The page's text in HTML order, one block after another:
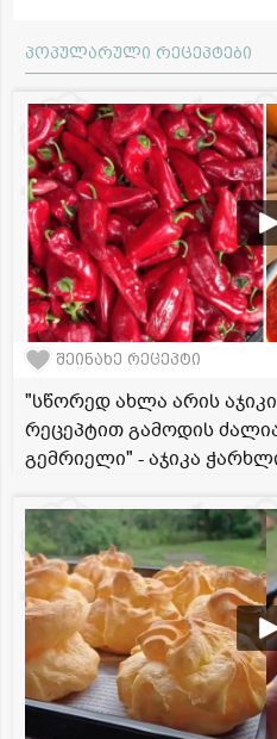
პოპულარული რეცეპტები
შეინახე რეცეპტი
"სწორედ ახლა არის
რეცეპტით გამოდის
გემრიელი" - აჯიკა